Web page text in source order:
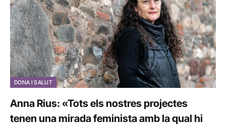
DONA I SALUT
Anna Rius: «Tots els nostres projectes
tenen una mirada feminista amb la qual hi